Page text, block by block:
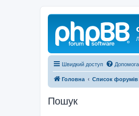
Швидкий доступ Допомога
Головна Список форумів
Пошук